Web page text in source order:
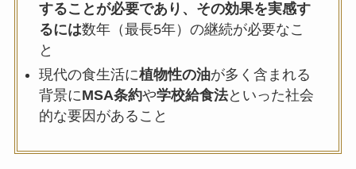
することが必要であり、その効果を実感す
るには数年（最長5年）の継続が必要なこ
と
現代の食生活に植物性の油が多く含まれる
背景にMSA条約や学校給食法といった社会
的な要因があること